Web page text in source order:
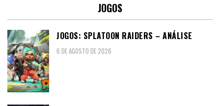
JOGOS
JOGOS: SPLATOON RAIDERS – ANÁLISE
6 DE AGOSTO DE 2026